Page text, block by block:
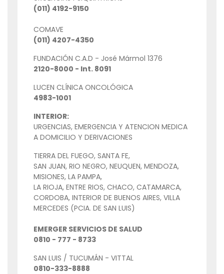
(011) 4192-9150
COMAVE
(011) 4207-4350
FUNDACIÓN C.A.D - José Mármol 1376
2120-8000 - Int. 8091
LUCEN CLÍNICA ONCOLÓGICA
4983-1001
INTERIOR:
URGENCIAS, EMERGENCIA Y ATENCION MEDICA
A DOMICILIO Y DERIVACIONES
TIERRA DEL FUEGO, SANTA FE,
SAN JUAN, RIO NEGRO, NEUQUEN, MENDOZA,
MISIONES, LA PAMPA,
LA RIOJA, ENTRE RIOS, CHACO, CATAMARCA,
CORDOBA, INTERIOR DE BUENOS AIRES, VILLA
MERCEDES (PCIA. DE SAN LUIS)
EMERGER SERVICIOS DE SALUD
0810 - 777 - 8733
SAN LUIS / TUCUMÁN - VITTAL
0810-333-8888